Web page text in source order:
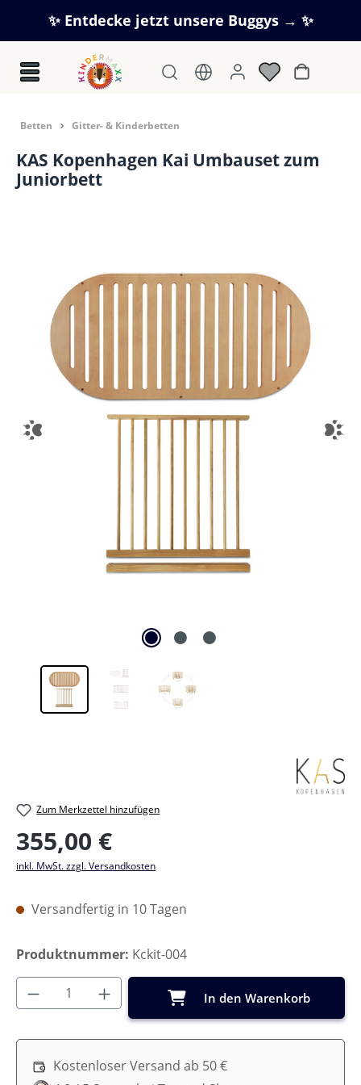
Zum Hauptinhalt springen
✨ Entdecke jetzt unsere Buggys → ✨
Betten Gitter- & Kinderbetten
KAS Kopenhagen Kai Umbauset zum
Juniorbett
Zum Merkzettel hinzufügen
Regulärer Preis:
355,00 €
inkl. MwSt. zzgl. Versandkosten
Versandfertig in 10 Tagen
Produktnummer: Kckit-004
Produkt Anzahl: Gib den gewünschten
In den Warenkorb
Kostenloser Versand ab 50 €